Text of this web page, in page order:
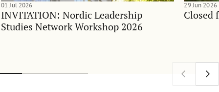
INVITATION: Nordic Leadership
Studies Network Workshop 2026
01 Jul 2026
Closed
29 Jun 2026